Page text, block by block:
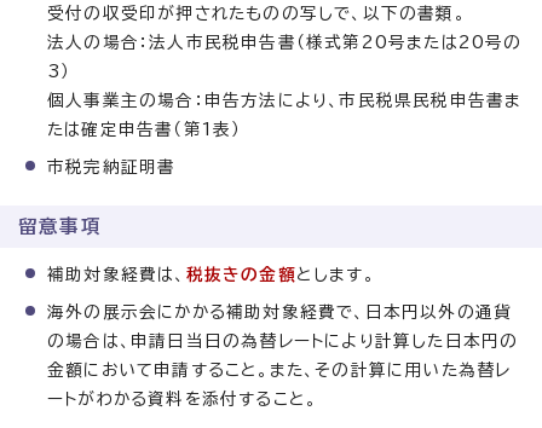
受付の収受印が押されたものの写しで、以下の書類。
法人の場合：法人市民税申告書（様式第20号または20号の
3）
個人事業主の場合：申告方法により、市民税県民税申告書ま
たは確定申告書（第1表）
市税完納証明書
留意事項
補助対象経費は、 税抜きの金額 とします。
海外の展示会にかかる補助対象経費で、日本円以外の通貨
の場合は、申請日当日の為替レートにより計算した日本円の
金額において申請すること。また、その計算に用いた為替レ
ートがわかる資料を添付すること。